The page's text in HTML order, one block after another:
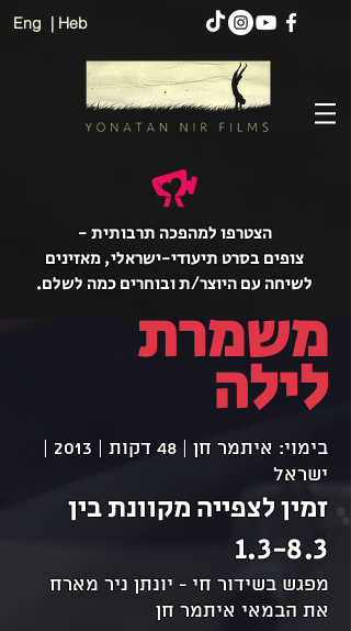
Eng | Heb
הצטרפו למהפכה תרבותית -
צופים בסרט תיעודי-ישראלי, מאזינים
לשיחה עם היוצר/ת ובוחרים כמה לשלם.
משמרת
לילה
ישראל
זמין לצפייה מקוונת בין
1.3-8.3
מפגש בשידור חי - יונתן ניר מארח
את הבמאי איתמר חן